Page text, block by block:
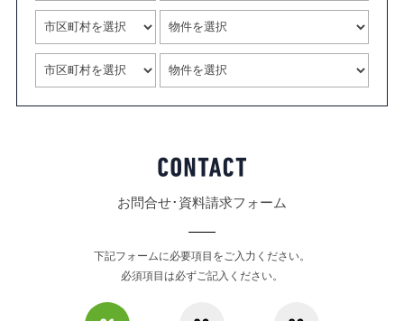
お問合せ･資料請求フォーム
下記フォームに必要項目をご入力ください。
必須項目は必ずご記入ください。